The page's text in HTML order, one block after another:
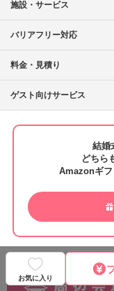
施設・サービス
バリアフリー対応
料金・見積り
ゲスト向けサービス
お気に入り
結婚
どちら
Amazonギフ